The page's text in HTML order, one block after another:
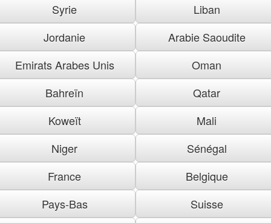
Syrie
Liban
Jordanie
Arabie Saoudite
Emirats Arabes Unis
Oman
Bahreïn
Qatar
Koweït
Mali
Niger
Sénégal
France
Belgique
Pays-Bas
Suisse